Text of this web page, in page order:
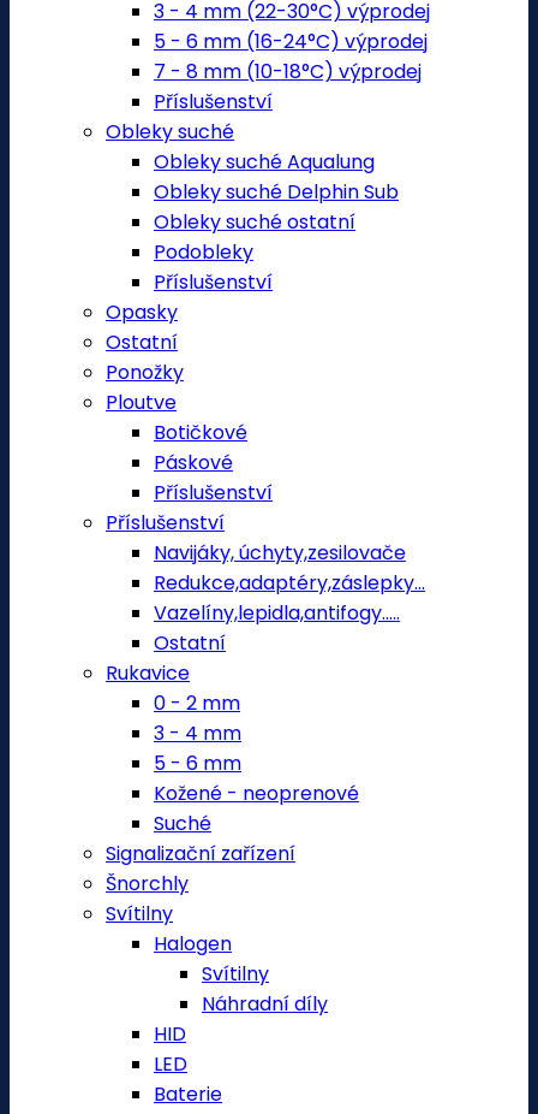
3 - 4 mm (22-30°C) výprodej
5 - 6 mm (16-24°C) výprodej
7 - 8 mm (10-18°C) výprodej
Příslušenství
Obleky suché
Obleky suché Aqualung
Obleky suché Delphin Sub
Obleky suché ostatní
Podobleky
Příslušenství
Opasky
Ostatní
Ponožky
Ploutve
Botičkové
Páskové
Příslušenství
Příslušenství
Navijáky, úchyty,zesilovače
Redukce,adaptéry,záslepky...
Vazelíny,lepidla,antifogy.....
Ostatní
Rukavice
0 - 2 mm
3 - 4 mm
5 - 6 mm
Kožené - neoprenové
Suché
Signalizační zařízení
Šnorchly
Svítilny
Halogen
Svítilny
Náhradní díly
HID
LED
Baterie